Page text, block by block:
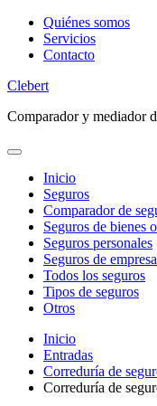
Saltar
contenido
Quiénes somos
Servicios
Contacto
Clebert
Comparador y mediador
Inicio
Seguros
Comparador de
Seguros de bienes
Seguros personales
Seguros de
Todos los seguros
Tipos de seguros
Otros
Inicio
Entradas
Correduría de
Correduría de